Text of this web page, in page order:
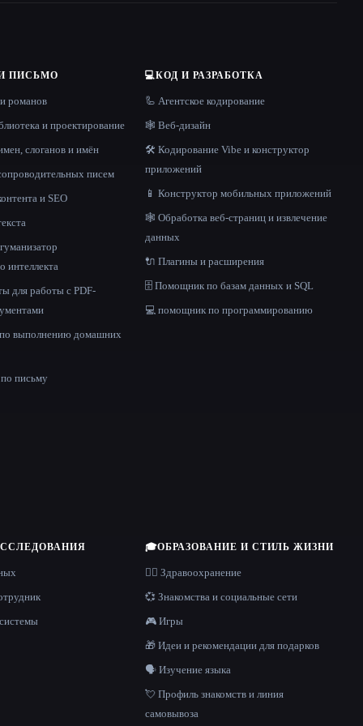
ПИСЬМО
романов
и проектирование
слоганов и имён
писем
и SEO
интеллекта
для работы с PDF-
выполнению домашних
письму
💻КОД И РАЗРАБОТКА
🦾 Агентское кодирование
🕸 Веб-дизайн
🛠️ Кодирование Vibe и конструктор
приложений
📱 Конструктор мобильных приложений
🕸️ Обработка веб-страниц и извлечение
данных
🔌 Плагины и расширения
🗄️ Помощник по базам данных и SQL
💻 помощник по программированию
🎓ОБРАЗОВАНИЕ И СТИЛЬ ЖИЗНИ
👩‍⚕️ Здравоохранение
💞 Знакомства и социальные сети
🎮 Игры
🎁 Идеи и рекомендации для подарков
🗣️ Изучение языка
💘 Профиль знакомств и линия
самовывоза